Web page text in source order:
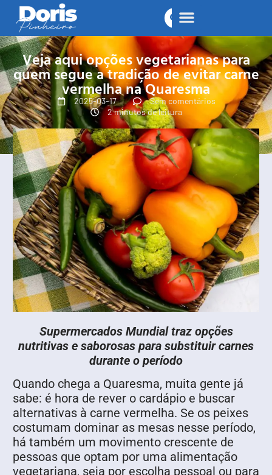
Veja aqui opções vegetarianas para
quem segue a tradição de evitar carne
vermelha na Quaresma
2025-03-17
Sem comentários
2 minutos de leitura
Supermercados Mundial traz opções
nutritivas e saborosas para substituir carnes
durante o período
Quando chega a Quaresma, muita gente já
sabe: é hora de rever o cardápio e buscar
alternativas à carne vermelha. Se os peixes
costumam dominar as mesas nesse período,
há também um movimento crescente de
pessoas que optam por uma alimentação
vegetariana, seja por escolha pessoal ou para